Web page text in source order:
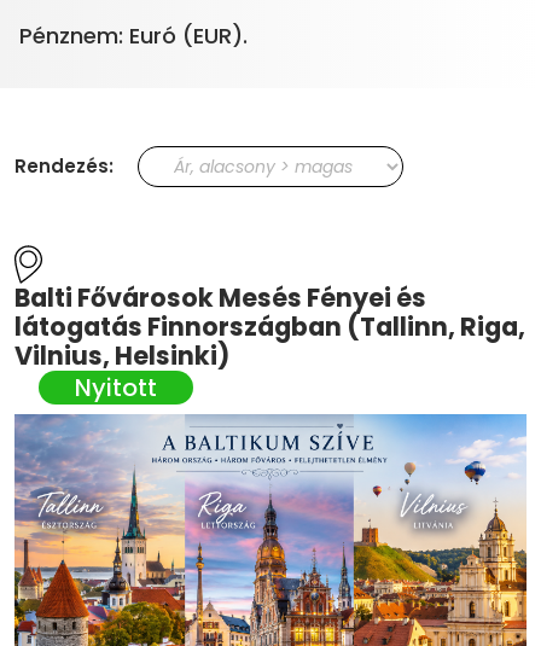
Rendezés:
Balti Fővárosok Mesés Fényei és
látogatás Finnországban (Tallinn, Riga,
Vilnius, Helsinki)